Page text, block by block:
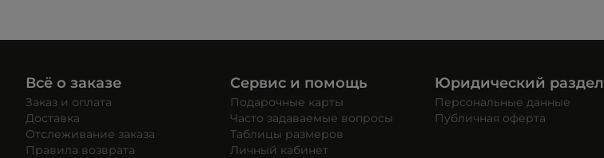
Всё о заказе
Заказ и оплата
Доставка
Отслеживание заказа
Правила возврата
Сервис и помощь
Подарочные карты
Часто задаваемые вопросы
Таблицы размеров
Личный кабинет
Юридический раздел
Персональные данные
Публичная оферта